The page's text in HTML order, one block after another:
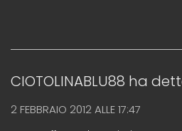
CIOTOLINABLU88 ha
2 FEBBRAIO 2012 ALLE 17:47